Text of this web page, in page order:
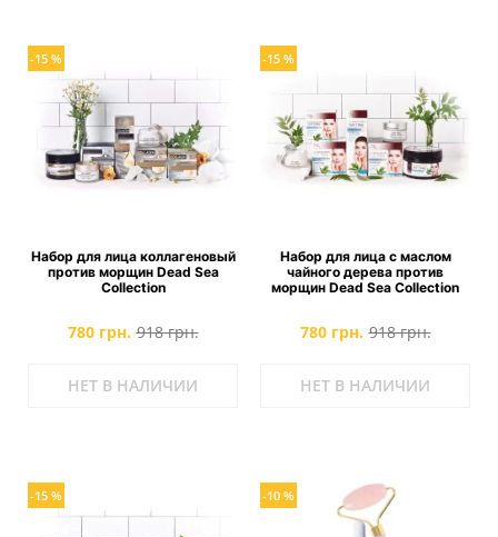
-15 %
Набор для лица коллагеновый
против морщин Dead Sea
Collection
780 грн. 918 грн.
НЕТ В НАЛИЧИИ
-15 %
Набор для лица с маслом
чайного дерева против
морщин Dead Sea Collection
780 грн. 918 грн.
НЕТ В НАЛИЧИИ
-15 % -10 %